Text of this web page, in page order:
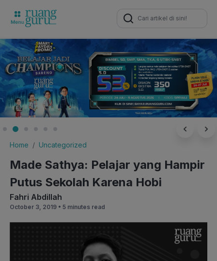
Search
for:
Home Uncategorized
Made Sathya: Pelajar yang Hampir
Putus Sekolah Karena Hobi
Fahri Abdillah
October 3, 2019 • 5 minutes read